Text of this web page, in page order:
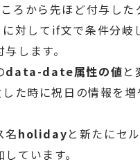
ろから先ほど付与した
対してif文で条件分岐
します。
data-date属性の値と
た時に祝日の情報を増
名holidayと新たにセ
ています。